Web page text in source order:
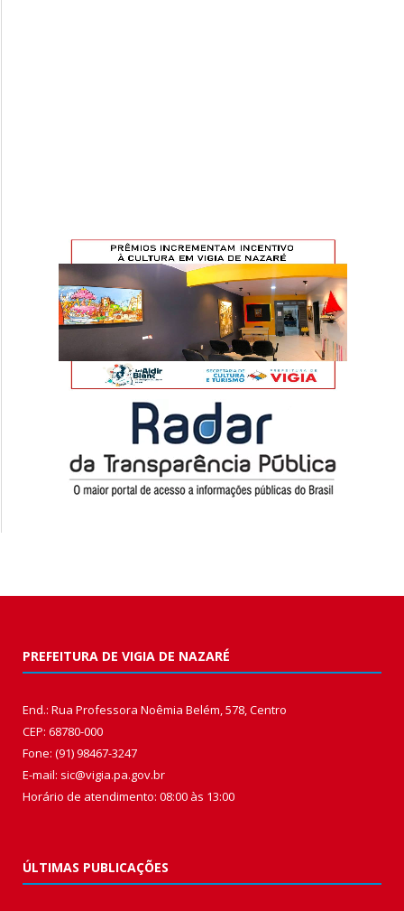
PREFEITURA DE VIGIA DE NAZARÉ
End.: Rua Professora Noêmia Belém, 578, Centro
CEP: 68780-000
Fone: (91) 98467-3247
E-mail: sic@vigia.pa.gov.br
Horário de atendimento: 08:00 às 13:00
ÚLTIMAS PUBLICAÇÕES